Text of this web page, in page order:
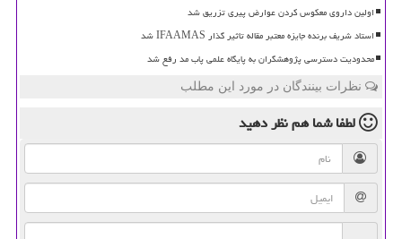
اولین داروی معکوس کردن عوارض پیری تزریق شد
استاد شریف برنده جایزه معتبر مقاله تاثیر گذار IFAAMAS شد
محدودیت دسترسی پژوهشگران به پایگاه علمی پاب مد رفع شد
نظرات بینندگان در مورد این مطلب
لطفا شما همنظر دهید